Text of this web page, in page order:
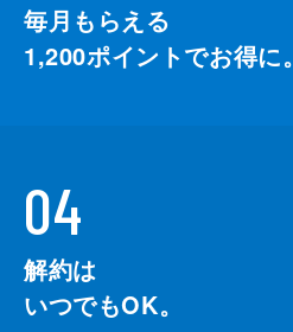
毎月もらえる
1,200ポイントでお得に。
04
解約は
いつでもOK。